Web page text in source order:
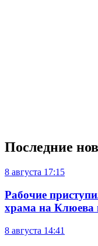
Последние
8 августа 17:15
Рабочие
храма на Клюева
8 августа 14:41